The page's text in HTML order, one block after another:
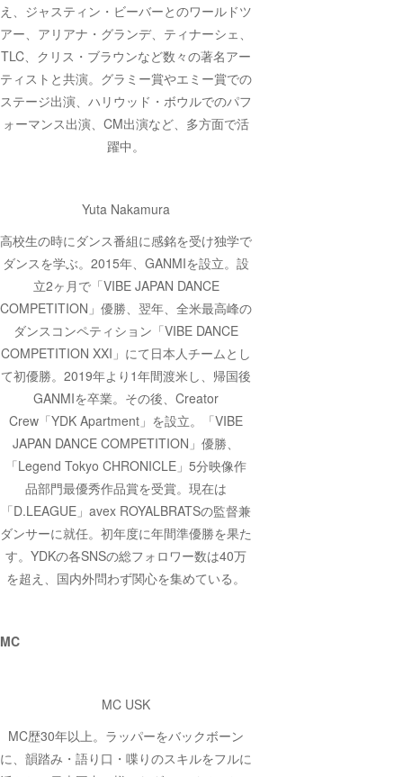
え、ジャスティン・ビーバーとのワールドツ
アー、アリアナ・グランデ、ティナーシェ、
TLC、クリス・ブラウンなど数々の著名アー
ティストと共演。グラミー賞やエミー賞での
ステージ出演、ハリウッド・ボウルでのパフ
ォーマンス出演、CM出演など、多方面で活
躍中。
Yuta Nakamura
高校生の時にダンス番組に感銘を受け独学で
ダンスを学ぶ。2015年、GANMIを設立。設
立2ヶ月で「VIBE JAPAN DANCE
COMPETITION」優勝、翌年、全米最高峰の
ダンスコンペティション「VIBE DANCE
COMPETITION XXI」にて日本人チームとし
て初優勝。2019年より1年間渡米し、帰国後
GANMIを卒業。その後、Creator
Crew「YDK Apartment」を設立。「VIBE
JAPAN DANCE COMPETITION」優勝、
「Legend Tokyo CHRONICLE」5分映像作
品部門最優秀作品賞を受賞。現在は
「D.LEAGUE」avex ROYALBRATSの監督兼
ダンサーに就任。初年度に年間準優勝を果た
す。YDKの各SNSの総フォロワー数は40万
を超え、国内外問わず関心を集めている。
MC
MC USK
MC歴30年以上。ラッパーをバックボーン
に、韻踏み・語り口・喋りのスキルをフルに